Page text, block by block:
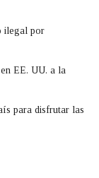
ilegal por
EE. UU. a la
para disfrutar las